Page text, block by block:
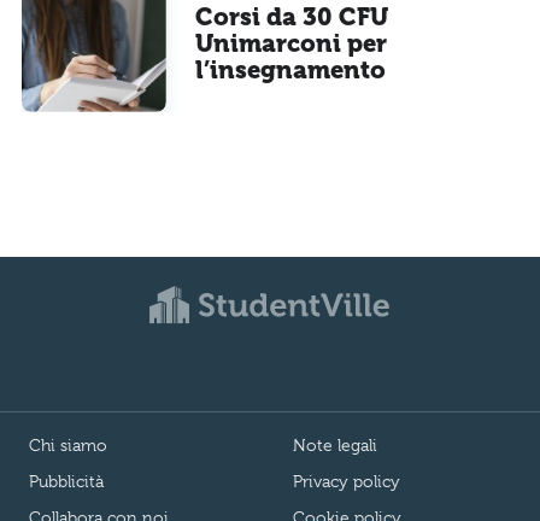
Corsi da 30 CFU
Unimarconi per
l’insegnamento
Chi siamo
Pubblicità
Note legali
Privacy policy